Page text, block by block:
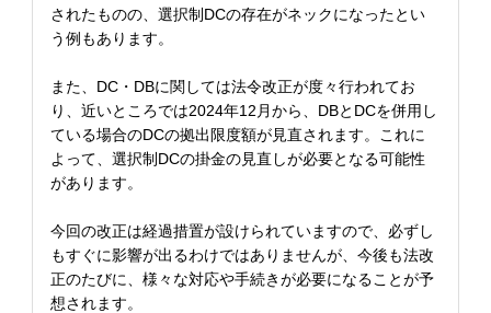
されたものの、選択制DCの存在がネックになったとい
う例もあります。
また、DC・DBに関しては法令改正が度々行われてお
り、近いところでは2024年12月から、DBとDCを併用し
ている場合のDCの拠出限度額が見直されます。これに
よって、選択制DCの掛金の見直しが必要となる可能性
があります。
今回の改正は経過措置が設けられていますので、必ずし
もすぐに影響が出るわけではありませんが、今後も法改
正のたびに、様々な対応や手続きが必要になることが予
想されます。